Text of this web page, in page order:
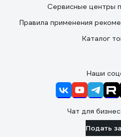
Сервисные центры
Правила применения
Каталог
Наши
Чат для
Подать